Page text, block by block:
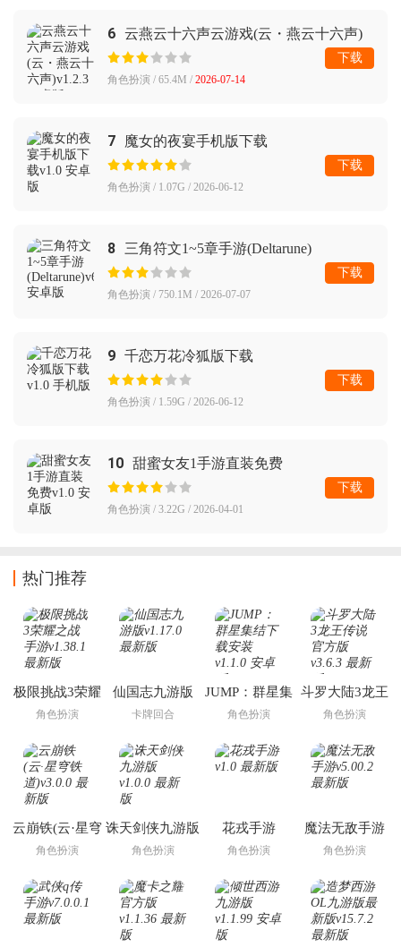
6 云燕云十六声云游戏(云・燕云十六声)
角色扮演 / 65.4M / 2026-07-14
下载
7 魔女的夜宴手机版下载
角色扮演 / 1.07G / 2026-06-12
下载
8 三角符文1~5章手游(Deltarune)
角色扮演 / 750.1M / 2026-07-07
下载
9 千恋万花冷狐版下载
角色扮演 / 1.59G / 2026-06-12
下载
10 甜蜜女友1手游直装免费
角色扮演 / 3.22G / 2026-04-01
下载
热门推荐
极限挑战3荣耀
之战手游
角色扮演
仙国志九游版
卡牌回合
JUMP：群星集
结下载安装
角色扮演
斗罗大陆3龙王
传说官方版
角色扮演
云崩铁(云·星穹
铁道)
角色扮演
诛天剑侠九游版
角色扮演
花戎手游
角色扮演
魔法无敌手游
角色扮演